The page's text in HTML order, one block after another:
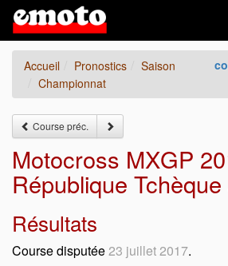
Accueil Pronostics
Saison
Championnat
Course préc.
Motocross MXGP
République
Résultats
Course disputée23 juillet 2017.